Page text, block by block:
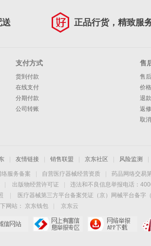
送 正品行货，精致服
支付方式
货到付款
在线支付
分期付款
公司转账
售
售
价
退
返
取
友情链接 销售联盟 京东社区 风险监测
服务备案 自营医疗器械经营资质 药品网络交易
出版物经营许可证
违法和不良信息举报电话：
医疗器械第三方平台备案凭证（京）网械平台备字
网站：
京东钱包
京东云